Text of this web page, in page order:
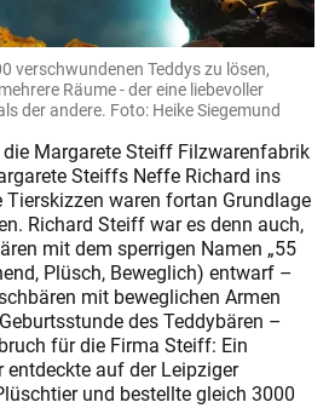
verschwundenen Teddys zu lösen,
Räume - der eine liebevoller
der andere. Foto: Heike Siegemund
Margarete Steiff Filzwarenfabrik
Steiffs Neffe Richard ins
Tierskizzen waren fortan Grundlage
Richard Steiff war es denn auch,
mit dem sperrigen Namen „55
Plüsch, Beweglich) entwarf –
mit beweglichen Armen
des Teddybären –
für die Firma Steiff: Ein
auf der Leipziger
und bestellte gleich 3000